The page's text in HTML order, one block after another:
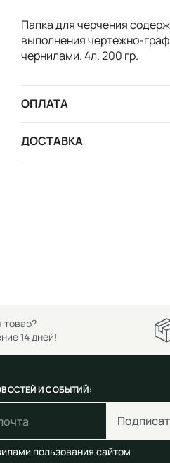
Папка для черчения
выполнения чертежно-
чернилами. 4л. 200 гр.
ОПЛАТА
ДОСТАВКА
товар?
14 дней!
И СОБЫТИЙ:
пользования сайтом